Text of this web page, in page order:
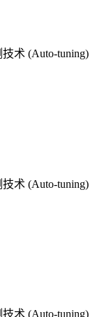
术 (Auto-tuning)
术 (Auto-tuning)
术 (Auto-tuning)